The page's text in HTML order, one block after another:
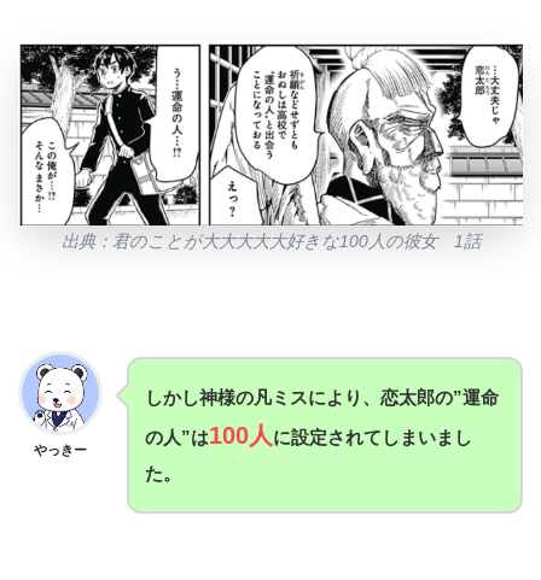
出典：君のことが大大大大大好きな100人の彼女 1話
やっきー
しかし神様の凡ミスにより、恋太郎の”運命
の人”は100人に設定されてしまいまし
た。